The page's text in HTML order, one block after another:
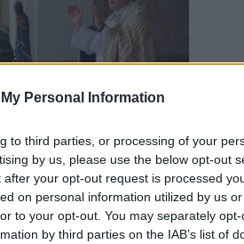
Personal Information
to third parties, or processing of your
by us, please use the below opt-out
your opt-out request is processed
on personal information utilized by us
to your opt-out. You may separately
by third parties on the IAB’s list of
výstava lidové
se v pondělí 27. dubna
s názvem Svatohorky,
soubor lidových
Svatohorské. Návštěvníci